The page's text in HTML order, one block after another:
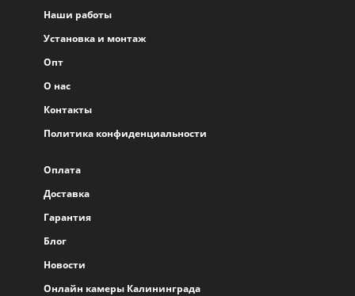
Наши работы
Установка и монтаж
Опт
О нас
Контакты
Политика конфиденциальности
Оплата
Доставка
Гарантия
Блог
Новости
Онлайн камеры Калининграда